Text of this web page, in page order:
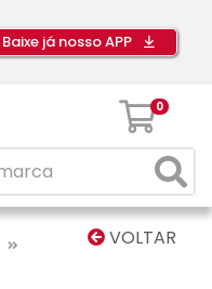
Baixe já nosso APP
0
VOLTAR